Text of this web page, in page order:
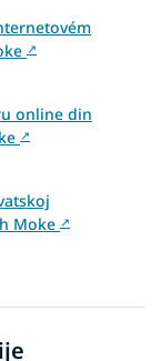
↗
online din
↗
Moke ↗